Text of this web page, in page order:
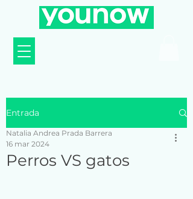
Entrada
Perros VS gatos
Natalia Andrea Prada Barrera
16 mar 2024